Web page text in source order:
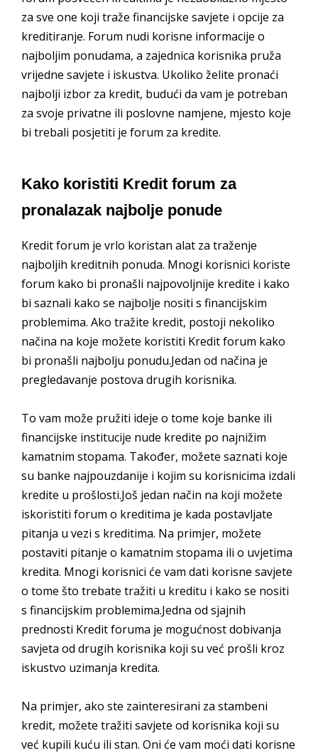
za sve one koji traže financijske savjete i opcije za
kreditiranje. Forum nudi korisne informacije o
najboljim ponudama, a zajednica korisnika pruža
vrijedne savjete i iskustva. Ukoliko želite pronaći
najbolji izbor za kredit, budući da vam je potreban
za svoje privatne ili poslovne namjene, mjesto koje
bi trebali posjetiti je forum za kredite.
Kako koristiti Kredit forum za
pronalazak najbolje ponude
Kredit forum je vrlo koristan alat za traženje
najboljih kreditnih ponuda. Mnogi korisnici koriste
forum kako bi pronašli najpovoljnije kredite i kako
bi saznali kako se najbolje nositi s financijskim
problemima. Ako tražite kredit, postoji nekoliko
načina na koje možete koristiti Kredit forum kako
bi pronašli najbolju ponudu.Jedan od načina je
pregledavanje postova drugih korisnika.
To vam može pružiti ideje o tome koje banke ili
financijske institucije nude kredite po najnižim
kamatnim stopama. Također, možete saznati koje
su banke najpouzdanije i kojim su korisnicima izdali
kredite u prošlosti.Još jedan način na koji možete
iskoristiti forum o kreditima je kada postavljate
pitanja u vezi s kreditima. Na primjer, možete
postaviti pitanje o kamatnim stopama ili o uvjetima
kredita. Mnogi korisnici će vam dati korisne savjete
o tome što trebate tražiti u kreditu i kako se nositi
s financijskim problemima.Jedna od sjajnih
prednosti Kredit foruma je mogućnost dobivanja
savjeta od drugih korisnika koji su već prošli kroz
iskustvo uzimanja kredita.
Na primjer, ako ste zainteresirani za stambeni
kredit, možete tražiti savjete od korisnika koji su
već kupili kuću ili stan. Oni će vam moći dati korisne